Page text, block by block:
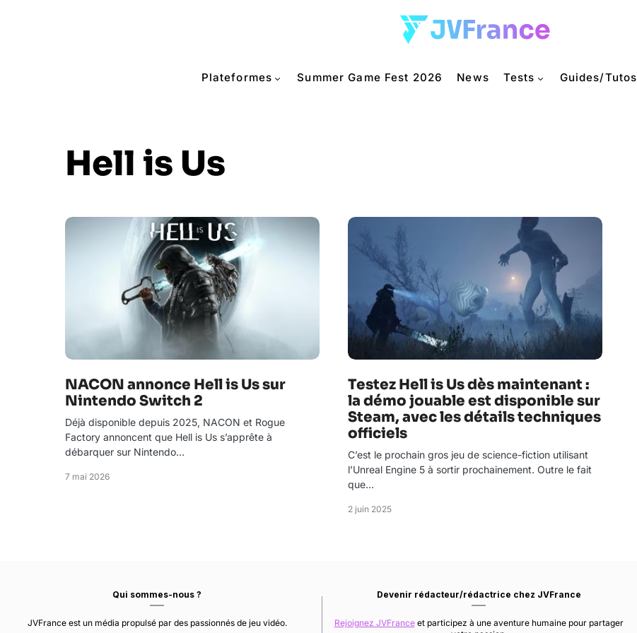
Plateformes Summer Game Fest 2026 News Tests Guides/Tutos
Hell is Us
NACON annonce Hell is Us sur
Nintendo Switch 2
Déjà disponible depuis 2025, NACON et Rogue
Factory annoncent que Hell is Us s’apprête à
débarquer sur Nintendo…
7 mai 2026
Testez Hell is Us dès maintenant :
la démo jouable est disponible sur
Steam, avec les détails techniques
officiels
C’est le prochain gros jeu de science-fiction utilisant
l’Unreal Engine 5 à sortir prochainement. Outre le fait
que…
2 juin 2025
Qui sommes-nous ?
JVFrance est un média propulsé par des passionnés de jeu vidéo.
Devenir rédacteur/rédactrice chez JVFrance
Rejoignez JVFranceet participez à une aventure humaine pour partager